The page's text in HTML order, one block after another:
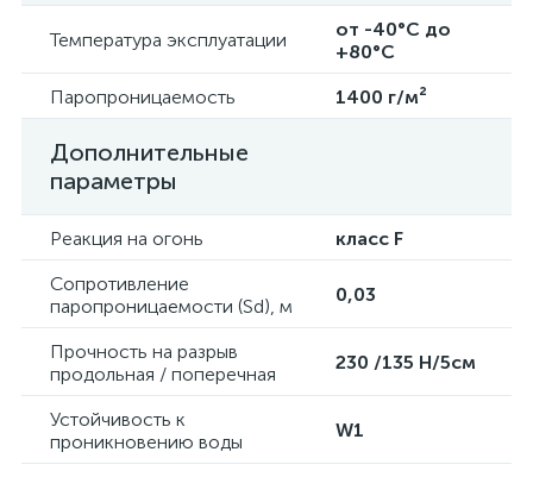
Температура эксплуатации
от -40°C до
+80°C
Паропроницаемость
1400 г/м²
Дополнительные
параметры
Реакция на огонь
класс F
Сопротивление
паропроницаемости (Sd), м
0,03
Прочность на разрыв
продольная / поперечная
230 /135 Н/5см
Устойчивость к
проникновению воды
W1